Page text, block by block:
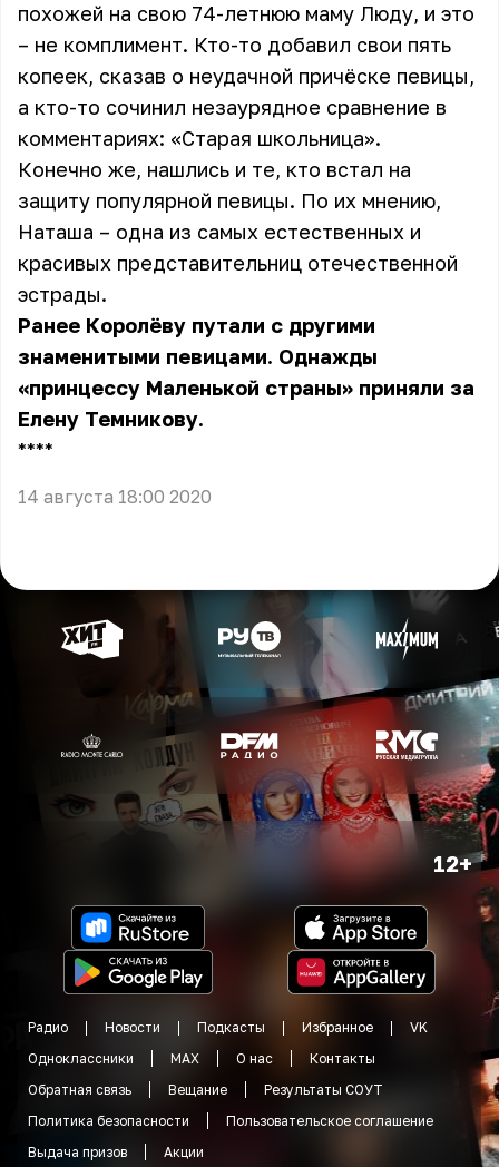
похожей на свою 74-летнюю маму Люду, и это
– не комплимент. Кто-то добавил свои пять
копеек, сказав о неудачной причёске певицы,
а кто-то сочинил незаурядное сравнение в
комментариях: «Старая школьница».
Конечно же, нашлись и те, кто встал на
защиту популярной певицы. По их мнению,
Наташа – одна из самых естественных и
красивых представительниц отечественной
эстрады.
Ранее Королёву путали с другими
знаменитыми певицами. Однажды
«принцессу Маленькой страны» приняли за
Елену Темникову.
** **
14 августа 18:00 2020
12+
Радио Новости Подкасты Избранное
VK
Одноклассники
MAX О нас
Контакты
Обратная связь
Вещание
Результаты СОУТ
Политика безопасности
Пользовательское соглашение
Выдача призов
Акции